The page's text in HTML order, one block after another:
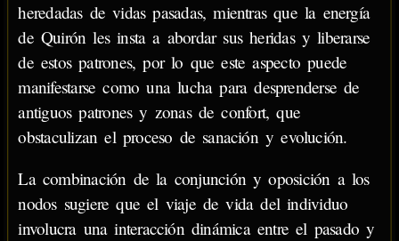
heredadas de vidas pasadas, mientras que la energía
de Quirón les insta a abordar sus heridas y liberarse
de estos patrones, por lo que este aspecto puede
manifestarse como una lucha para desprenderse de
antiguos patrones y zonas de confort, que
obstaculizan el proceso de sanación y evolución.
La combinación de la conjunción y oposición a los
nodos sugiere que el viaje de vida del individuo
involucra una interacción dinámica entre el pasado y